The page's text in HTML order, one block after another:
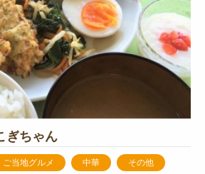
ぎちゃん
ご当地グルメ 中華
その他